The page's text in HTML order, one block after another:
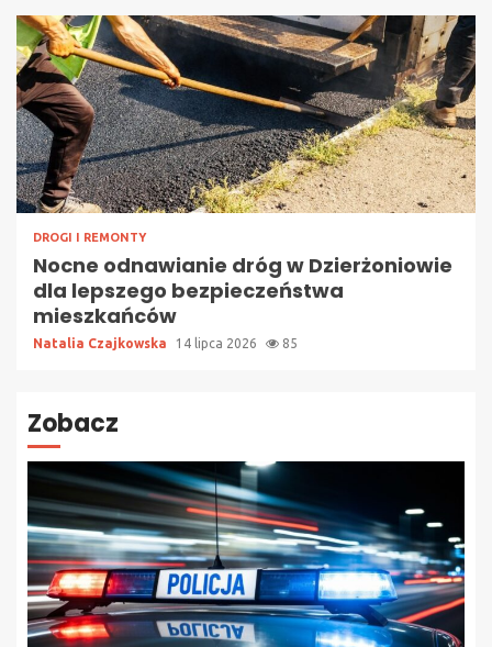
DROGI I REMONTY
Nocne odnawianie dróg w Dzierżoniowie
dla lepszego bezpieczeństwa
mieszkańców
Natalia Czajkowska 14 lipca 2026 85
Zobacz